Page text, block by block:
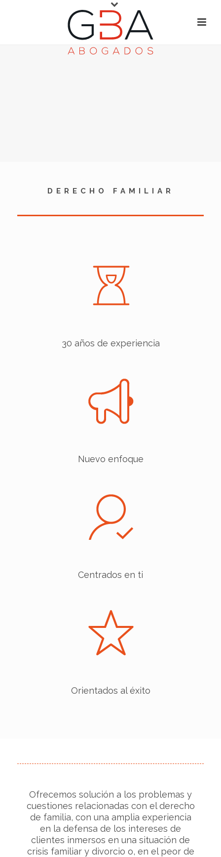
DERECHO FAMILIAR
30 años de experiencia
Nuevo enfoque
Centrados en ti
Orientados al éxito
Ofrecemos solución a los problemas y
cuestiones relacionadas con el derecho
de familia, con una amplia experiencia
en la defensa de los intereses de
clientes inmersos en una situación de
crisis familiar y divorcio o, en el peor de